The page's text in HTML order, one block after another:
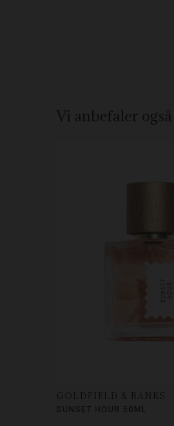
Vi anbefaler også
GOLDFIELD & BANKS
SUNSET HOUR 50ML